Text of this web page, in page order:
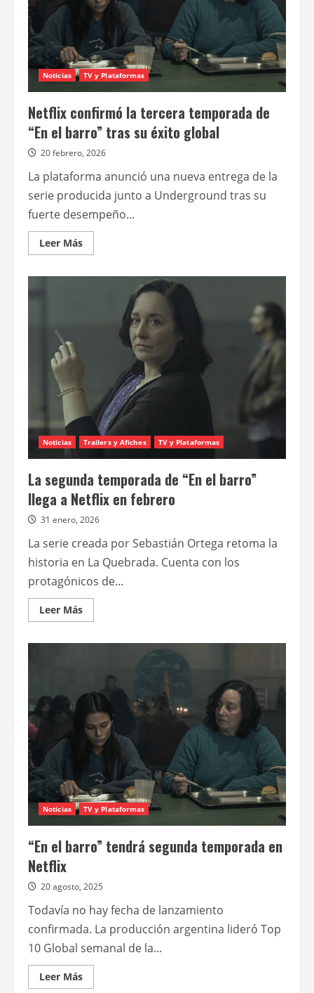
Noticias TV y Plataformas
Netflix confirmó la tercera temporada de
“En el barro” tras su éxito global
20 febrero, 2026
La plataforma anunció una nueva entrega de la
serie producida junto a Underground tras su
fuerte desempeño...
Leer MásLeer
más
temporada
éxito
global
Noticias Trailers y Afiches TV y Plataformas
La segunda temporada de “En el barro”
llega a Netflix en febrero
31 enero, 2026
La serie creada por Sebastián Ortega retoma la
historia en La Quebrada. Cuenta con los
protagónicos de...
Leer MásLeer
más
el
barro”
llega
a
Netflix
febrero
Noticias TV y Plataformas
“En el barro” tendrá segunda temporada en
Netflix
20 agosto, 2025
Todavía no hay fecha de lanzamiento
confirmada. La producción argentina lideró Top
10 Global semanal de la...
Leer MásLeer
más